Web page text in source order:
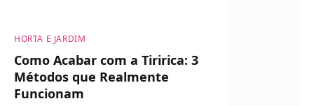
HORTA E JARDIM
Como Acabar com a Tiririca: 3
Métodos que Realmente
Funcionam